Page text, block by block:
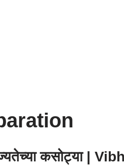
कसोट्या |